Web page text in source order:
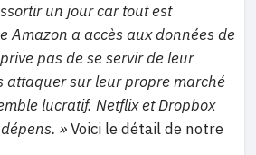
un jour car tout est
Amazon a accès aux données de
pas de se servir de leur
attaquer sur leur propre marché
lucratif. Netflix et Dropbox
»Voici le détail de notre